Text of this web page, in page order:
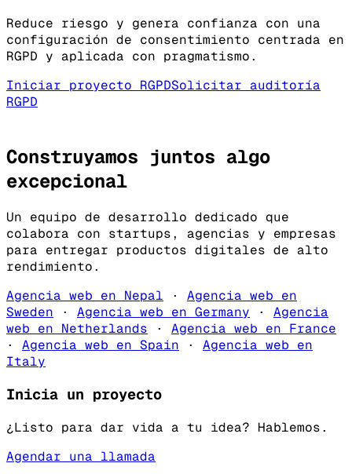
Reduce riesgo y genera confianza con una
configuración de consentimiento centrada en
RGPD y aplicada con pragmatismo.
Iniciar proyecto RGPDSolicitar auditoría
RGPD
Construyamos juntos algo
excepcional
Un equipo de desarrollo dedicado que
colabora con startups, agencias y empresas
para entregar productos digitales de alto
rendimiento.
Agencia web en Nepal · Agencia web en
Sweden · Agencia web en Germany · Agencia
web en Netherlands · Agencia web en France
· Agencia web en Spain · Agencia web en
Italy
Inicia un proyecto
¿Listo para dar vida a tu idea? Hablemos.
Agendar una llamada